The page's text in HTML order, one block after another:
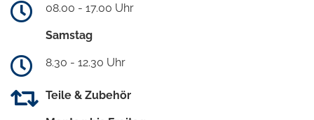
08.00 - 17.00 Uhr
Samstag
8.30 - 12.30 Uhr
Teile & Zubehör